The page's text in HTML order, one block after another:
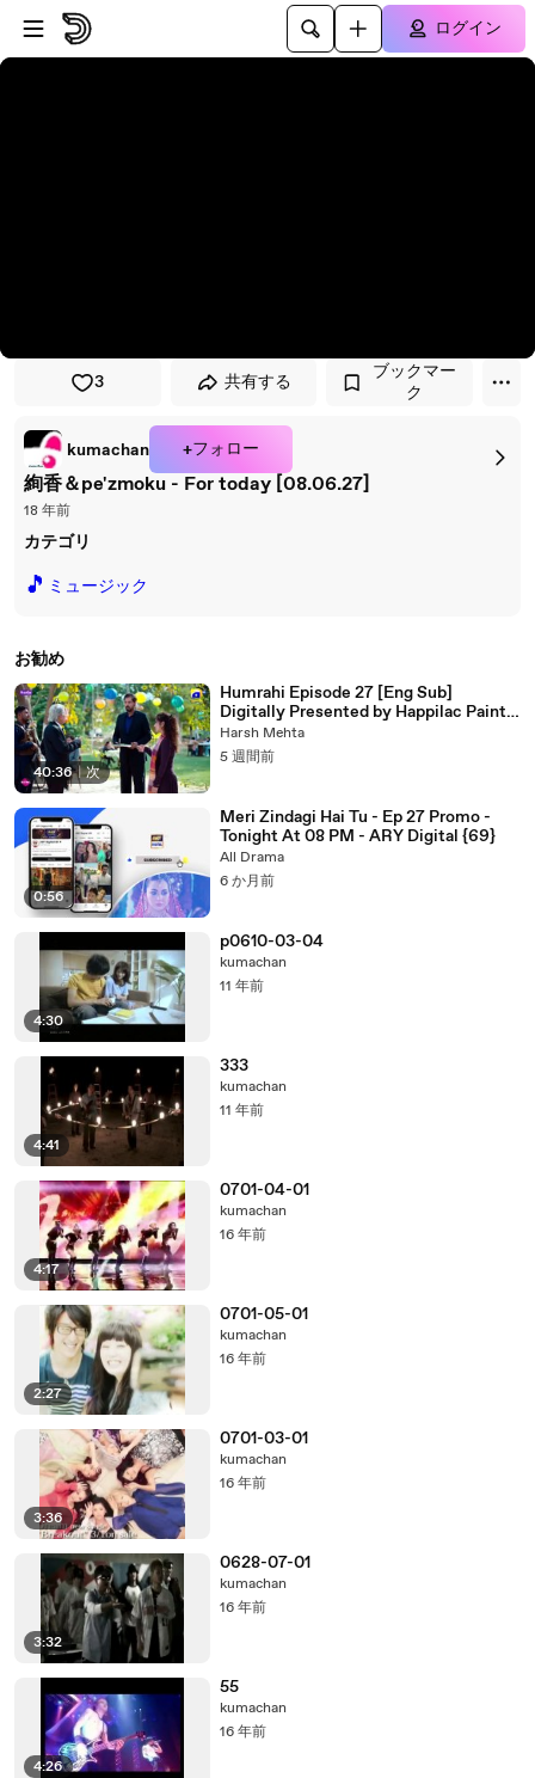
プレイヤーにスキップ
メインコンテンツにスキップ
ログイン
3 共有する
ブックマー
ク
kumachan +フォロー
絢香＆pe'zmoku - For today [08.06.27]
18 年前
カテゴリ
🎵 ミュージック
お勧め
40:36 | 次
Humrahi Episode 27 [Eng Sub]
Digitally Presented by Happilac Paints
& Sunsilk - 27th June 2026
Harsh Mehta
5 週間前
0:56
Meri Zindagi Hai Tu - Ep 27 Promo -
Tonight At 08 PM - ARY Digital {69}
All Drama
6 か月前
4:30
p0610-03-04
kumachan
11 年前
4:41
333
kumachan
11 年前
4:17
0701-04-01
kumachan
16 年前
2:27
0701-05-01
kumachan
16 年前
3:36
0701-03-01
kumachan
16 年前
3:32
0628-07-01
kumachan
16 年前
4:26
55
kumachan
16 年前